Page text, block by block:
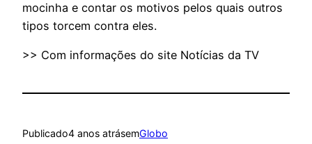
mocinha e contar os motivos pelos quais outros
tipos torcem contra eles.
>> Com informações do site Notícias da TV
Publicado4 anos atrásemGlobo